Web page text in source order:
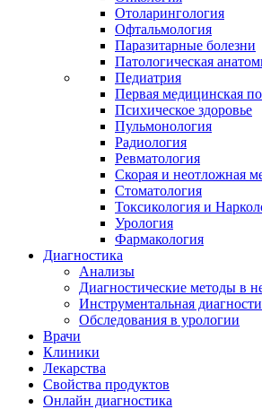
Отоларингология
Офтальмология
Паразитарные болезни
Патологическая
Педиатрия
Первая медицинская
Психическое здоровье
Пульмонология
Радиология
Ревматология
Скорая и неотложная
Стоматология
Токсикология и
Урология
Фармакология
Диагностика
Анализы
Диагностические методы в
Инструментальная
Обследования в урологии
Врачи
Клиники
Лекарства
Свойства продуктов
Онлайн диагностика